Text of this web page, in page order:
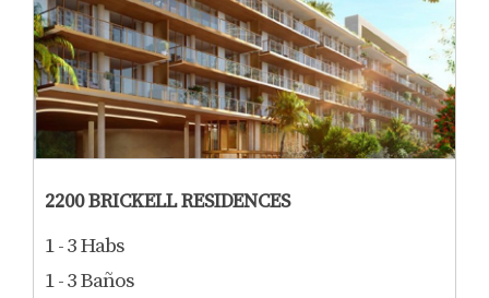
2200 BRICKELL RESIDENCES
1 - 3 Habs
1 - 3 Baños